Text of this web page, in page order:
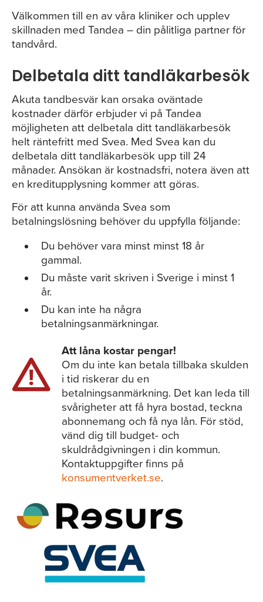
Välkommen till en av våra kliniker och upplev
skillnaden med Tandea – din pålitliga partner för
tandvård.
Delbetala ditt tandläkarbesök
Akuta tandbesvär kan orsaka oväntade
kostnader därför erbjuder vi på Tandea
möjligheten att delbetala ditt tandläkarbesök
helt räntefritt med Svea. Med Svea kan du
delbetala ditt tandläkarbesök upp till 24
månader. Ansökan är kostnadsfri, notera även att
en kreditupplysning kommer att göras.
För att kunna använda Svea som
betalningslösning behöver du uppfylla följande:
Du behöver vara minst minst 18 år
gammal.
Du måste varit skriven i Sverige i minst 1
år.
Du kan inte ha några
betalningsanmärkningar.
Att låna kostar pengar!
Om du inte kan betala tillbaka skulden
i tid riskerar du en
betalningsanmärkning. Det kan leda till
svårigheter att få hyra bostad, teckna
abonnemang och få nya lån. För stöd,
vänd dig till budget- och
skuldrådgivningen i din kommun.
Kontaktuppgifter finns på
konsumentverket.se.